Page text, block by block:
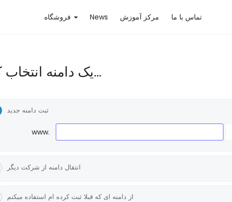
فروشگاه News مرکز آموزش تماس با ما
یک دامنه انتخاب کنید...
ثبت دامنه جدید
www.
انتقال دامنه از شرکت دیگر
از دامنه ای که قبلا ثبت کرده ام استفاده میکنم